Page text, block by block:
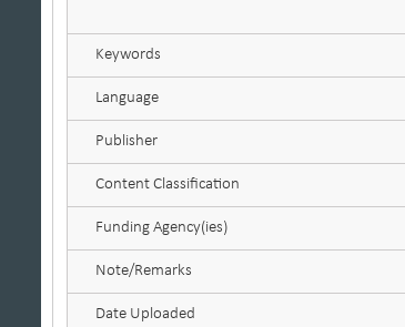
Keywords
Language
Publisher
Content Classification
Funding Agency(ies)
Note/Remarks
Date Uploaded